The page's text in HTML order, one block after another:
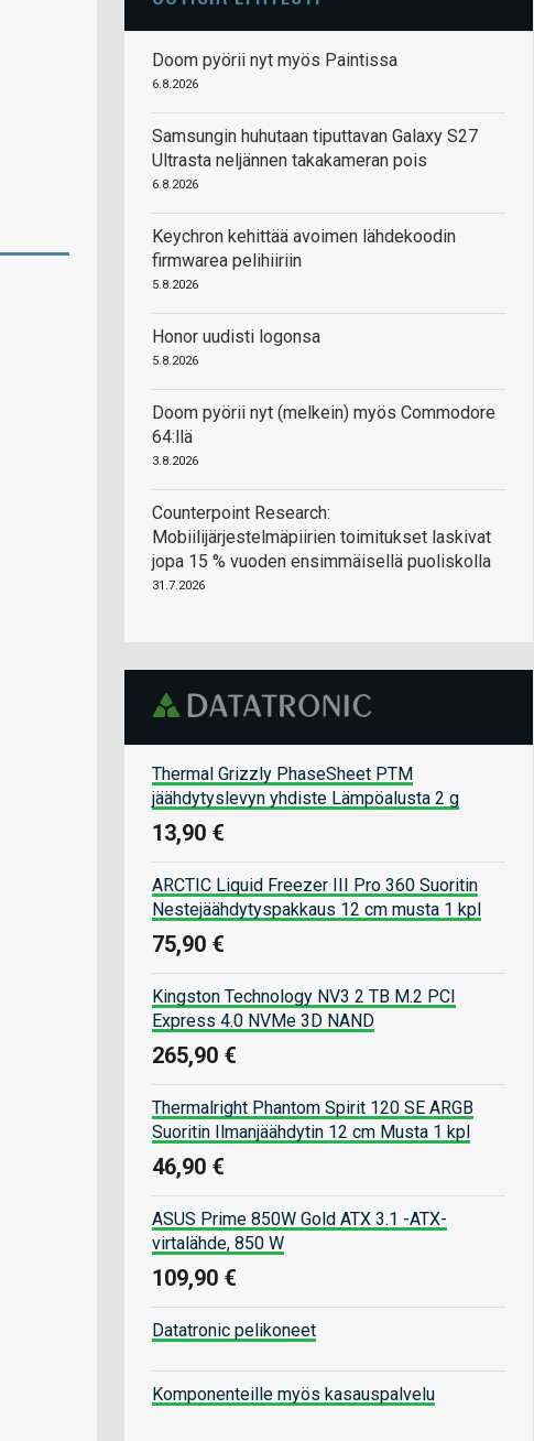
Doom pyörii nyt myös Paintissa
6.8.2026
Samsungin huhutaan tiputtavan Galaxy S27
Ultrasta neljännen takakameran pois
6.8.2026
Keychron kehittää avoimen lähdekoodin
firmwarea pelihiiriin
5.8.2026
Honor uudisti logonsa
5.8.2026
Doom pyörii nyt (melkein) myös Commodore
64:llä
3.8.2026
Counterpoint Research:
Mobiilijärjestelmäpiirien toimitukset laskivat
jopa 15 % vuoden ensimmäisellä puoliskolla
31.7.2026
Thermal Grizzly PhaseSheet PTM
jäähdytyslevyn yhdiste Lämpöalusta 2 g
13,90 €
ARCTIC Liquid Freezer III Pro 360 Suoritin
Nestejäähdytyspakkaus 12 cm musta 1 kpl
75,90 €
Kingston Technology NV3 2 TB M.2 PCI
Express 4.0 NVMe 3D NAND
265,90 €
Thermalright Phantom Spirit 120 SE ARGB
Suoritin Ilmanjäähdytin 12 cm Musta 1 kpl
46,90 €
ASUS Prime 850W Gold ATX 3.1 -ATX-
virtalähde, 850 W
109,90 €
Datatronic pelikoneet
Komponenteille myös kasauspalvelu